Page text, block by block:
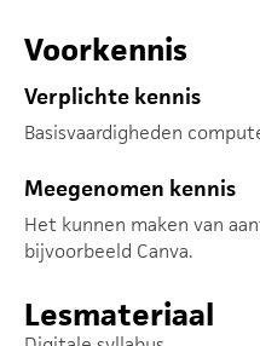
Voorkennis
Verplichte kennis
Basisvaardigheden
Meegenomen kennis
Het kunnen maken van
bijvoorbeeld Canva.
Lesmateriaal